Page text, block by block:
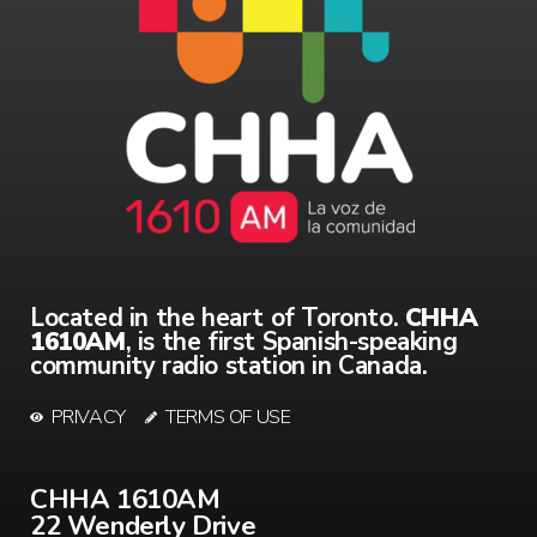
Located in the heart of Toronto. CHHA
1610AM, is the first Spanish-speaking
community radio station in Canada.
PRIVACY TERMS OF USE
CHHA 1610AM
22 Wenderly Drive